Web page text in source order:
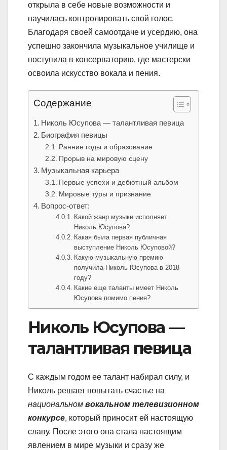
открыла в себе новые возможности и
научилась контролировать свой голос.
Благодаря своей самоотдаче и усердию, она
успешно закончила музыкальное училище и
поступила в консерваторию, где мастерски
освоила искусство вокала и пения.
Содержание
Николь Юсупова — талантливая певица
Биография певицы
Ранние годы и образование
Прорыв на мировую сцену
Музыкальная карьера
Первые успехи и дебютный альбом
Мировые туры и признание
Вопрос-ответ:
Какой жанр музыки исполняет
Николь Юсупова?
Какая была первая публичная
выступление Николь Юсуповой?
Какую музыкальную премию
получила Николь Юсупова в 2018
году?
Какие еще таланты имеет Николь
Юсупова помимо пения?
Николь Юсупова —
талантливая певица
С каждым годом ее талант набирал силу, и
Николь решает попытать счастье на
национальном вокальном телевизионном
конкурсе, который приносит ей настоящую
славу. После этого она стала настоящим
явлением в мире музыки и сразу же